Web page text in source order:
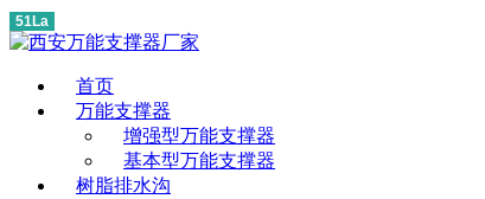
51La
首页
万能支撑器
增强型万能支撑器
基本型万能支撑器
树脂排水沟